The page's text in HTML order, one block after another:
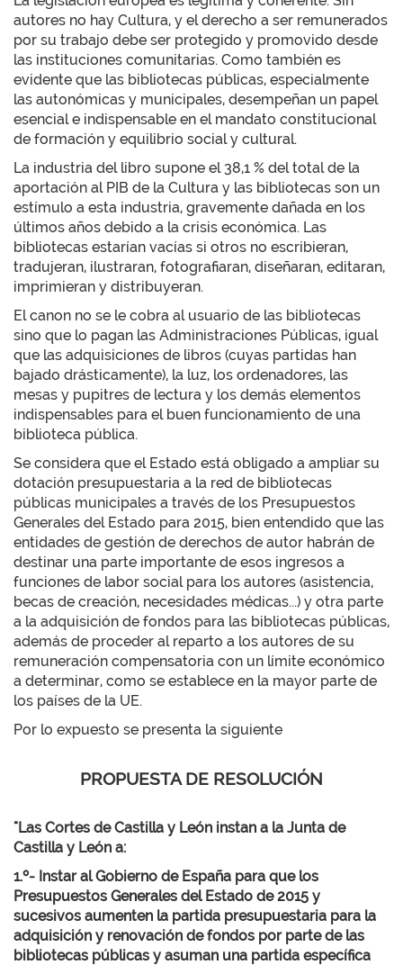
autores no hay Cultura, y el derecho a ser remunerados
por su trabajo debe ser protegido y promovido desde
las instituciones comunitarias. Como también es
evidente que las bibliotecas públicas, especialmente
las autonómicas y municipales, desempeñan un papel
esencial e indispensable en el mandato constitucional
de formación y equilibrio social y cultural.
La industria del libro supone el 38,1 % del total de la
aportación al PIB de la Cultura y las bibliotecas son un
estímulo a esta industria, gravemente dañada en los
últimos años debido a la crisis económica. Las
bibliotecas estarían vacías si otros no escribieran,
tradujeran, ilustraran, fotografiaran, diseñaran, editaran,
imprimieran y distribuyeran.
El canon no se le cobra al usuario de las bibliotecas
sino que lo pagan las Administraciones Públicas, igual
que las adquisiciones de libros (cuyas partidas han
bajado drásticamente), la luz, los ordenadores, las
mesas y pupitres de lectura y los demás elementos
indispensables para el buen funcionamiento de una
biblioteca pública.
Se considera que el Estado está obligado a ampliar su
dotación presupuestaria a la red de bibliotecas
públicas municipales a través de los Presupuestos
Generales del Estado para 2015, bien entendido que las
entidades de gestión de derechos de autor habrán de
destinar una parte importante de esos ingresos a
funciones de labor social para los autores (asistencia,
becas de creación, necesidades médicas...) y otra parte
a la adquisición de fondos para las bibliotecas públicas,
además de proceder al reparto a los autores de su
remuneración compensatoria con un límite económico
a determinar, como se establece en la mayor parte de
los países de la UE.
Por lo expuesto se presenta la siguiente
PROPUESTA DE RESOLUCIÓN
"Las Cortes de Castilla y León instan a la Junta de
Castilla y León a:
1.º- Instar al Gobierno de España para que los
Presupuestos Generales del Estado de 2015 y
sucesivos aumenten la partida presupuestaria para la
adquisición y renovación de fondos por parte de las
bibliotecas públicas y asuman una partida específica